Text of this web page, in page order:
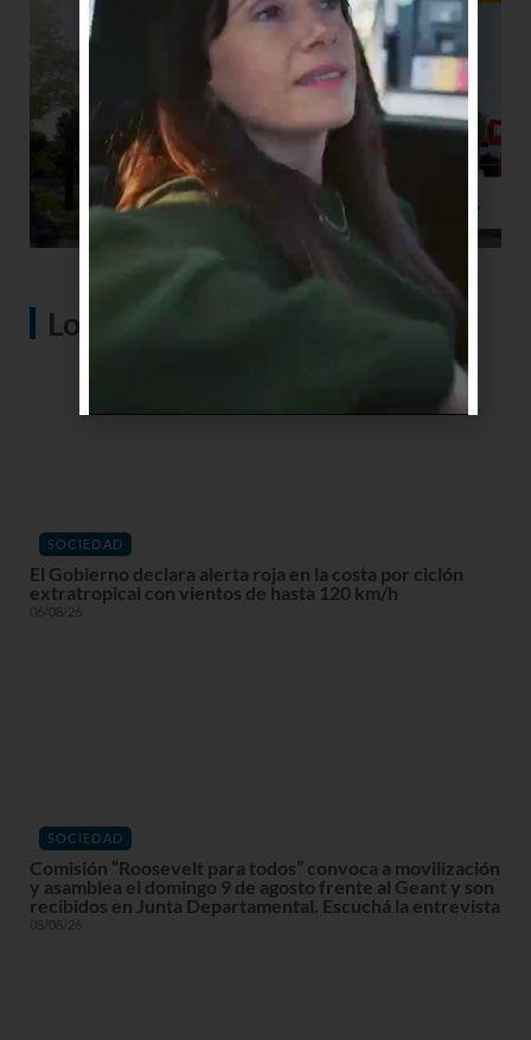
Lo más visto
SOCIEDAD
El Gobierno declara alerta roja en la costa por ciclón
extratropical con vientos de hasta 120 km/h
06/08/26
SOCIEDAD
Comisión “Roosevelt para todos” convoca a movilización
y asamblea el domingo 9 de agosto frente al Geant y son
recibidos en Junta Departamental. Escuchá la entrevista
05/08/26